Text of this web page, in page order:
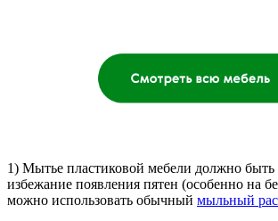
1) Мытье пластиковой мебели должно быть
избежание появления пятен (особенно на
можно использовать обычный мыльный